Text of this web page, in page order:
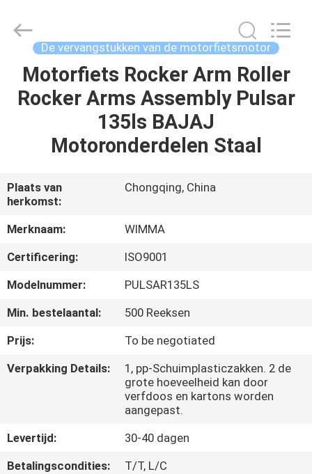
THUIS
PRODUCTEN
OVER
ONS
FABRIEKSTOCHT
KWALITEITSCONTROLE
NIEUWS
EEN
OFFERTE
Spare
Parts
Reserved.
De vervangstukken van de motorfietsmotor
Motorfiets Rocker Arm Roller
Rocker Arms Assembly Pulsar
135ls BAJAJ
Motoronderdelen Staal
Plaats van
herkomst:
Chongqing, China
Merknaam:
WIMMA
Certificering:
ISO9001
Modelnummer:
PULSAR135LS
Min. bestelaantal:
500 Reeksen
Prijs:
To be negotiated
Verpakking Details:
1, pp-Schuimplasticzakken. 2 de
grote hoeveelheid kan door
verfdoos en kartons worden
aangepast.
Levertijd:
30-40 dagen
Betalingscondities:
T/T, L/C